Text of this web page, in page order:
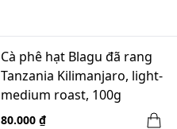
Cà phê hạt Blagu đã rang
Tanzania Kilimanjaro, light-
medium roast, 100g
80.000 ₫